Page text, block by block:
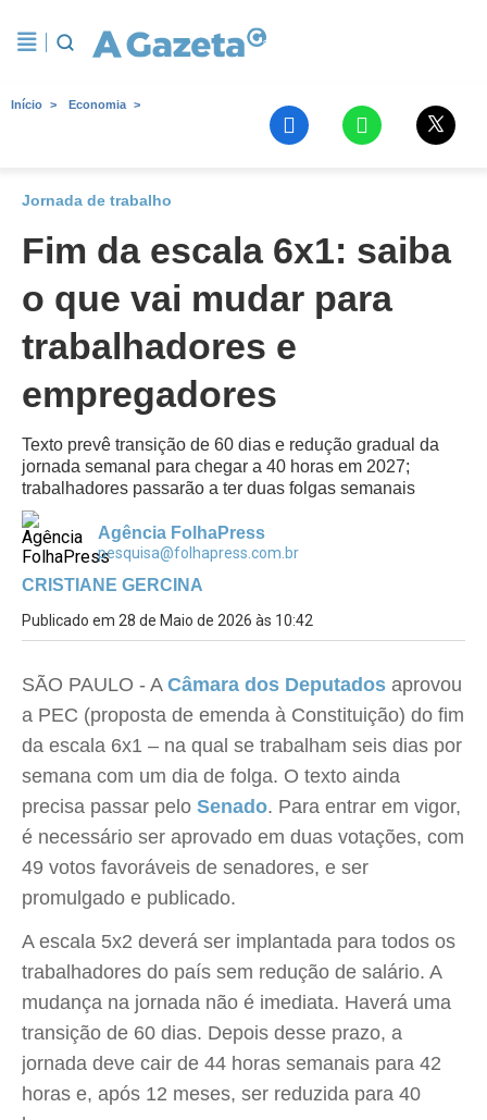
Início Economia
Jornada de trabalho
Fim da escala 6x1: saiba
o que vai mudar para
trabalhadores e
empregadores
Texto prevê transição de 60 dias e redução gradual da
jornada semanal para chegar a 40 horas em 2027;
trabalhadores passarão a ter duas folgas semanais
Agência FolhaPress
pesquisa@folhapress.com.br
CRISTIANE GERCINA
Publicado em 28 de Maio de 2026 às 10:42
SÃO PAULO - A Câmara dos Deputados aprovou
a PEC (proposta de emenda à Constituição) do fim
da escala 6x1 – na qual se trabalham seis dias por
semana com um dia de folga. O texto ainda
precisa passar pelo Senado. Para entrar em vigor,
é necessário ser aprovado em duas votações, com
49 votos favoráveis de senadores, e ser
promulgado e publicado.
A escala 5x2 deverá ser implantada para todos os
trabalhadores do país sem redução de salário. A
mudança na jornada não é imediata. Haverá uma
transição de 60 dias. Depois desse prazo, a
jornada deve cair de 44 horas semanais para 42
horas e, após 12 meses, ser reduzida para 40